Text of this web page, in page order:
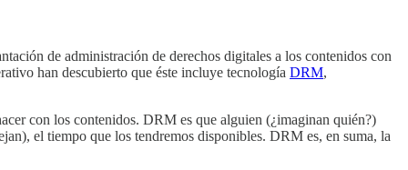
de administración de derechos digitales a los contenidos con
han descubierto que éste incluye tecnología DRM,
con los contenidos. DRM es que alguien (¿imaginan quién?)
el tiempo que los tendremos disponibles. DRM es, en suma, la